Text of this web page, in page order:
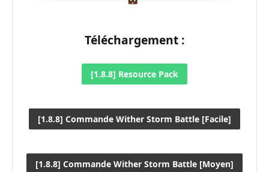
Téléchargement :
[1.8.8] Resource Pack
[1.8.8] Commande Wither Storm Battle [Facile]
[1.8.8] Commande Wither Storm Battle [Moyen]